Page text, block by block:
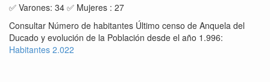
✅ Varones: 34 ✅ Mujeres : 27
Consultar Número de habitantes Último censo de Anquela del
Ducado y evolución de la Población desde el año 1.996:
Habitantes 2.022